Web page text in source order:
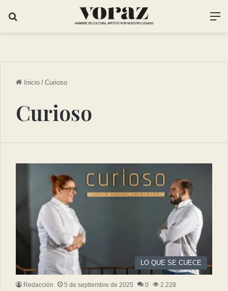
Inicio / Curioso
Curioso
LO QUE SE CUECE
Redacción 5 de septiembre de 2025 0 2.228